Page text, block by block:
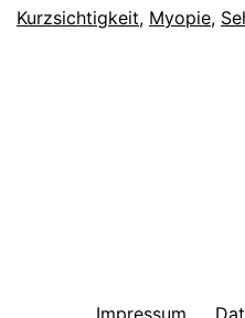
Kurzsichtigkeit, Myopie,
Impressum